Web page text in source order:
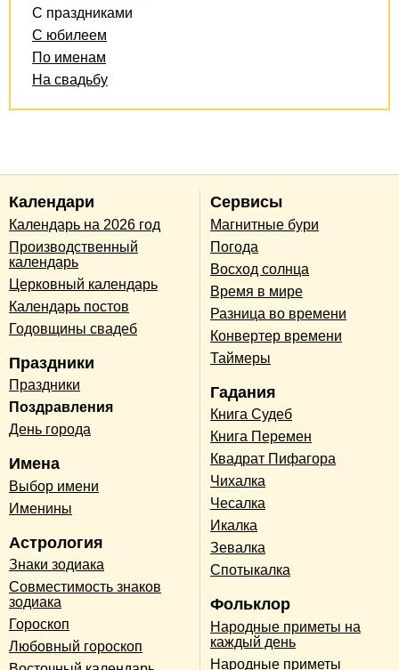
С праздниками
С юбилеем
По именам
На свадьбу
Календари
Календарь на 2026 год
Производственный
календарь
Церковный календарь
Календарь постов
Годовщины свадеб
Праздники
Праздники
Поздравления
День города
Имена
Выбор имени
Именины
Астрология
Знаки зодиака
Совместимость знаков
зодиака
Гороскоп
Любовный гороскоп
Сервисы
Магнитные бури
Погода
Восход солнца
Время в мире
Разница во времени
Конвертер времени
Таймеры
Гадания
Книга Судеб
Книга Перемен
Квадрат Пифагора
Чихалка
Чесалка
Икалка
Зевалка
Спотыкалка
Фольклор
Народные приметы на
каждый день
Народные приметы